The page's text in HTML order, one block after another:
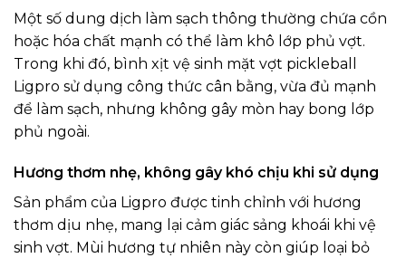
Một số dung dịch làm sạch thông thường chứa cồn
hoặc hóa chất mạnh có thể làm khô lớp phủ vợt.
Trong khi đó, bình xịt vệ sinh mặt vợt pickleball
Ligpro sử dụng công thức cân bằng, vừa đủ mạnh
để làm sạch, nhưng không gây mòn hay bong lớp
phủ ngoài.
Hương thơm nhẹ, không gây khó chịu khi sử dụng
Sản phẩm của Ligpro được tinh chỉnh với hương
thơm dịu nhẹ, mang lại cảm giác sảng khoái khi vệ
sinh vợt. Mùi hương tự nhiên này còn giúp loại bỏ